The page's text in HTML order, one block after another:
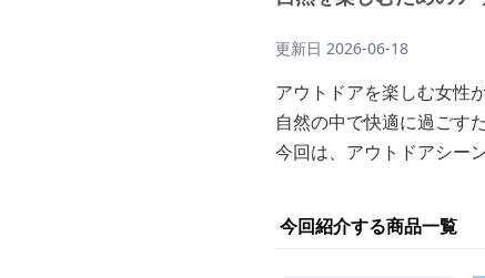
更新日 2026-06-18
アウトドアを楽しむ女性
自然の中で快適に過ごす
今回は、アウトドアシー
今回紹介する商品一覧